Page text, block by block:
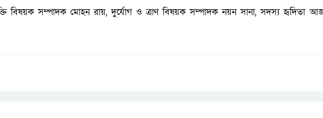
বিষয়ক সম্পাদক মোহন রায়, দুর্যোগ ও ত্রাণ বিষয়ক সম্পাদক নয়ন সানা, সদস্য হৃদিতা